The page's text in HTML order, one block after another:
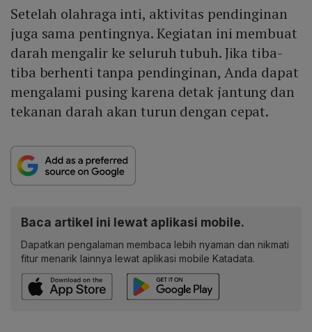
Setelah olahraga inti, aktivitas pendinginan
juga sama pentingnya. Kegiatan ini membuat
darah mengalir ke seluruh tubuh. Jika tiba-
tiba berhenti tanpa pendinginan, Anda dapat
mengalami pusing karena detak jantung dan
tekanan darah akan turun dengan cepat.
Baca artikel ini lewat aplikasi mobile.
Dapatkan pengalaman membaca lebih nyaman dan nikmati
fitur menarik lainnya lewat aplikasi mobile Katadata.